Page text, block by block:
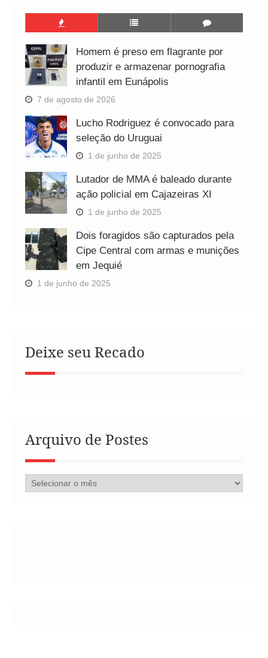
Homem é preso em flagrante por
produzir e armazenar pornografia
infantil em Eunápolis
7 de agosto de 2026
Lucho Rodriguez é convocado para
seleção do Uruguai
1 de junho de 2025
Lutador de MMA é baleado durante
ação policial em Cajazeiras XI
1 de junho de 2025
Dois foragidos são capturados pela
Cipe Central com armas e munições
em Jequié
1 de junho de 2025
Deixe seu Recado
Arquivo de Postes
Arquivo
de